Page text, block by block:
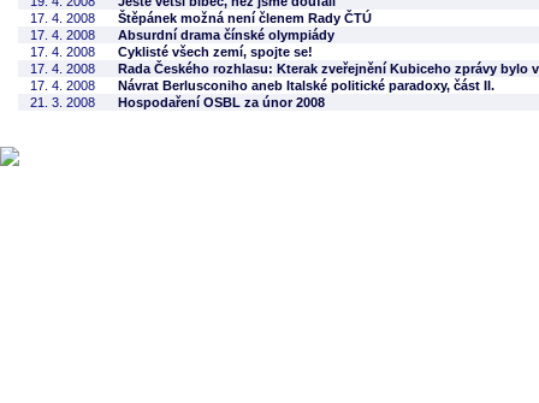
17. 4. 2008
Štěpánek možná není členem Rady ČTÚ
17. 4. 2008
Absurdní drama čínské olympiády
17. 4. 2008
Cyklisté všech zemí, spojte se!
17. 4. 2008
Rada Českého rozhlasu: Kterak zveřejnění Kubiceho zprávy
17. 4. 2008
Návrat Berlusconiho aneb Italské politické paradoxy, část II.
21. 3. 2008
Hospodaření OSBL za únor 2008